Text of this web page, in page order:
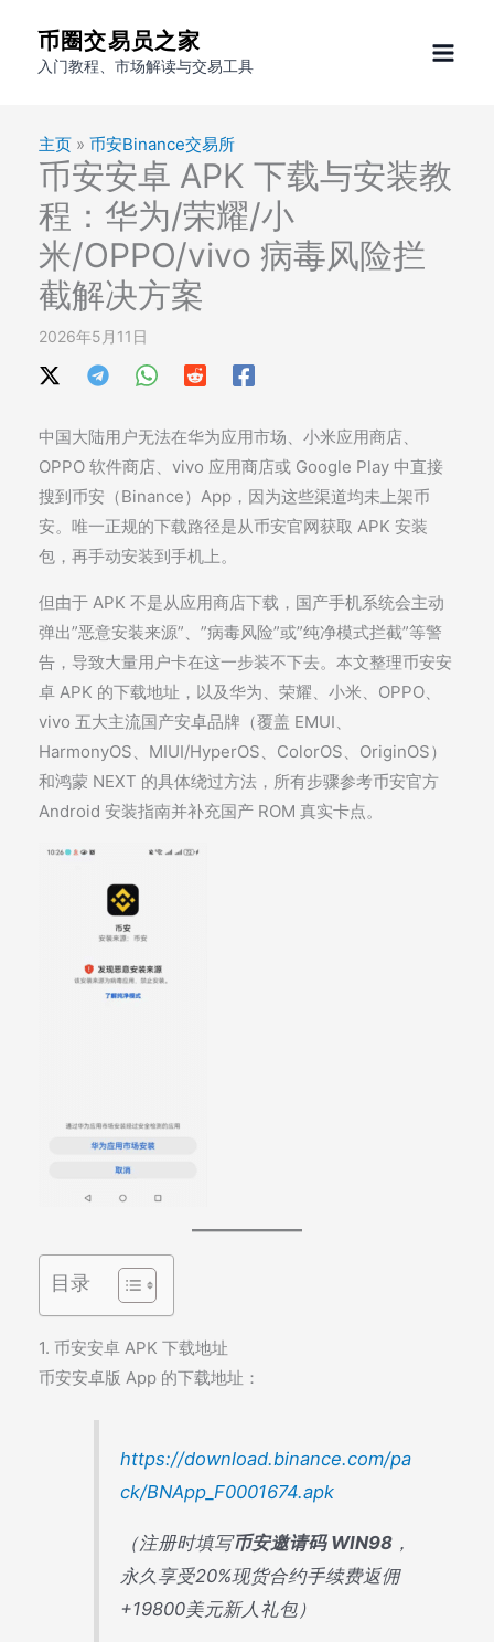
币圈交易员之家
入门教程、市场解读与交易工具
主页 » 币安Binance交易所
币安安卓 APK 下载与安装教
程：华为/荣耀/小
米/OPPO/vivo 病毒风险拦
截解决方案
2026年5月11日
中国大陆用户无法在华为应用市场、小米应用商店、
OPPO 软件商店、vivo 应用商店或 Google Play 中直接
搜到币安（Binance）App，因为这些渠道均未上架币
安。唯一正规的下载路径是从币安官网获取 APK 安装
包，再手动安装到手机上。
但由于 APK 不是从应用商店下载，国产手机系统会主动
弹出”恶意安装来源”、”病毒风险”或”纯净模式拦截”等警
告，导致大量用户卡在这一步装不下去。本文整理币安安
卓 APK 的下载地址，以及华为、荣耀、小米、OPPO、
vivo 五大主流国产安卓品牌（覆盖 EMUI、
HarmonyOS、MIUI/HyperOS、ColorOS、OriginOS）
和鸿蒙 NEXT 的具体绕过方法，所有步骤参考币安官方
Android 安装指南并补充国产 ROM 真实卡点。
目录
1. 币安安卓 APK 下载地址
币安安卓版 App 的下载地址：
https://download.binance.com/pa
ck/BNApp_F0001674.apk
（注册时填写币安邀请码 WIN98 ，
永久享受20%现货合约手续费返佣
+19800美元新人礼包）